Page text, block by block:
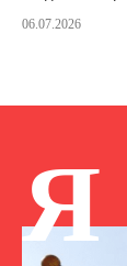
06.07.2026
Я